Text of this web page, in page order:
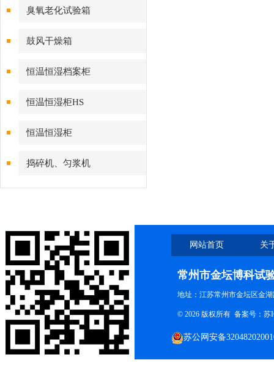
臭氧老化试验箱
鼓风干燥箱
恒温恒湿档案柜
恒温恒湿柜HS
恒温恒湿柜
捣碎机、匀浆机
网站首页 关
常州市金坛博科试
地址：江苏常州市金坛区金湖
© 2026 版权所有 备案号： 苏
苏公网安备